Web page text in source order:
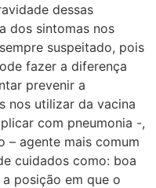
dessas
dos sintomas nos
suspeitado, pois
fazer a diferença
prevenir a
nos utilizar da vacina
com pneumonia -,
– agente mais comum
cuidados como: boa
posição em que o